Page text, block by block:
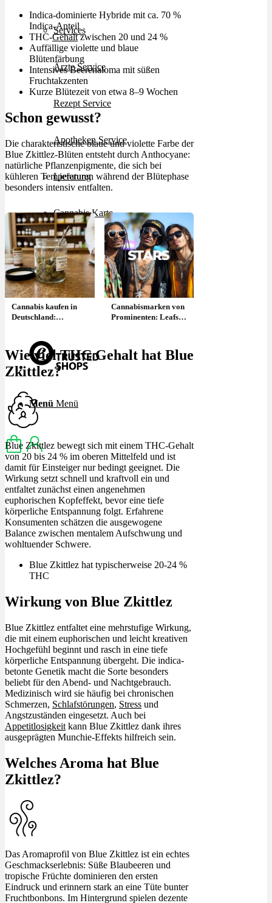
Services
Ärzte Service
Rezept Service
Apotheken Service
Lieferung
Cannabis Karte
Zen TV
Erfahrungen
Login
Menü Menü
Indica-dominierte Hybride mit ca. 70 %
Indica-Anteil
THC-Gehaltzwischen 20 und 24 %
Auffällige violette und blaue
Blütenfärbung
Intensives Beerenaloma mit süßen
Fruchtakzenten
Kurze Blütezeit von etwa 8–9 Wochen
Schon gewusst?
Die charakteristische blaue und violette Farbe der
Blue Zkittlez-Blüten entsteht durch Anthocyane:
natürliche Pflanzenpigmente, die sich bei
kühleren Temperaturen während der Blütephase
besonders intensiv entfalten.
Cannabis kaufen in
Deutschland:
Cannabismarken von
Prominenten: Leafs,
Co.
Wie viel THC Gehalt hat Blue
Zkittlez?
Blue Zkittlez bewegt sich mit einem THC-Gehalt
von 20 bis 24 % im oberen Mittelfeld und ist
damit für Einsteiger nur bedingt geeignet. Die
Wirkung setzt schnell und kraftvoll ein und
entfaltet zunächst einen angenehmen
euphorischen Kopfeffekt, bevor eine tiefe
körperliche Entspannung folgt. Erfahrene
Konsumenten schätzen die ausgewogene
Balance zwischen mentalem Aufschwung und
wohltuender Schwere.
Blue Zkittlez hat typischerweise 20-24 %
THC
Wirkung von Blue Zkittlez
Blue Zkittlez entfaltet eine mehrstufige Wirkung,
die mit einem euphorischen und leicht kreativen
Hochgefühl beginnt und rasch in eine tiefe
körperliche Entspannung übergeht. Die indica-
betonte Genetik macht die Sorte besonders
beliebt für den Abend- und Nachtgebrauch.
Medizinisch wird sie häufig bei chronischen
Schmerzen, Schlafstörungen, Stress und
Angstzuständen eingesetzt. Auch bei
Appetitlosigkeit kann Blue Zkittlez dank ihres
ausgeprägten Munchie-Effekts hilfreich sein.
Welches Aroma hat Blue
Zkittlez?
Das Aromaprofil von Blue Zkittlez ist ein echtes
Geschmackserlebnis: Süße Blaubeeren und
tropische Früchte dominieren den ersten
Eindruck und erinnern stark an eine Tüte bunter
Fruchtbonbons. Im Hintergrund spielen dezente